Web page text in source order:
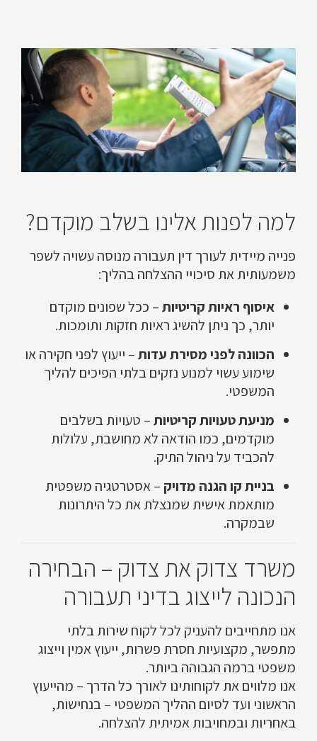
למה לפנות אלינו בשלב מוקדם?
פנייה מיידית לעורך דין תעבורה מנוסה עשויה לשפר
משמעותית את סיכויי ההצלחה בהליך:
איסוף ראיות קריטיות– ככל שפונים מוקדם
יותר, כך ניתן להשיג ראיות חזקות ותומכות.
הכוונה לפני מסירת עדות– ייעוץ לפני חקירה או
שימוע עשוי למנוע נזקים בלתי הפיכים להליך
המשפטי.
מניעת טעויות קריטיות– טעויות בשלבים
מוקדמים, כמו הודאה לא מחושבת, עלולות
להכביד על ניהול התיק.
בניית קו הגנה מדויק – אסטרטגיה משפטית
מותאמת אישית שמנצלת את כל היתרונות
שבמקרה.
משרד צדוק את צדוק – הבחירה
הנכונה לייצוג בדיני תעבורה
אנו מתחייבים להעניק לכל לקוח שירות בלתי
מתפשר, מקצועיות חסרת פשרות, ייעוץ אמין וייצוג
משפטי ברמה הגבוהה ביותר.
אנו מלווים את לקוחותינו לאורך כל הדרך – מהייעוץ
הראשוני ועד לסיום ההליך המשפטי – בנחישות,
באחריות ובמחויבות אמיתית להצלחה.